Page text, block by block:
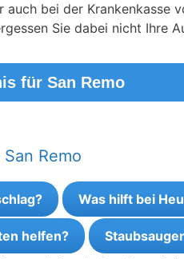
auch bei der
Sie dabei nicht Ihre
für San Remo
Remo
Was hilft bei
helfen?